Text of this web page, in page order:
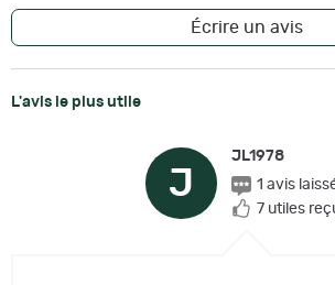
Écrire un avis
L'avis le plus utile
J
JL1978
1 avis
7 utiles